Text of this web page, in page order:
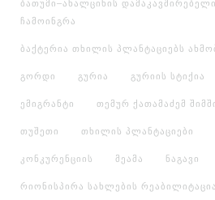
ბათუმი–ახალციხის
ჩამოინგრა
ბაქტერია თხილის პლანტაციებს
გორდი გურია გურიის სტიქია
ემიგრანტი თემურ ქათამაძემ
თუშეთი თხილის პლანტაციები
კონკურენციის მეამა ნაგავი
რიონისპირა სახლების რეაბილიტაცია